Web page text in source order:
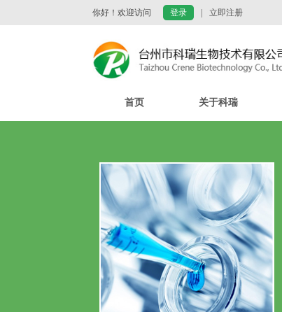
你好！欢迎访问 登录 立即注册
首页 关于科瑞